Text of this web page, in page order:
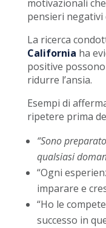
motivazionali
pensieri negativi
La ricerca
California ha
positive
ridurre l’ansia.
Esempi di
ripetere prima
“Sono
qualsiasi
“Ogni
imparare e
“Ho le
successo in